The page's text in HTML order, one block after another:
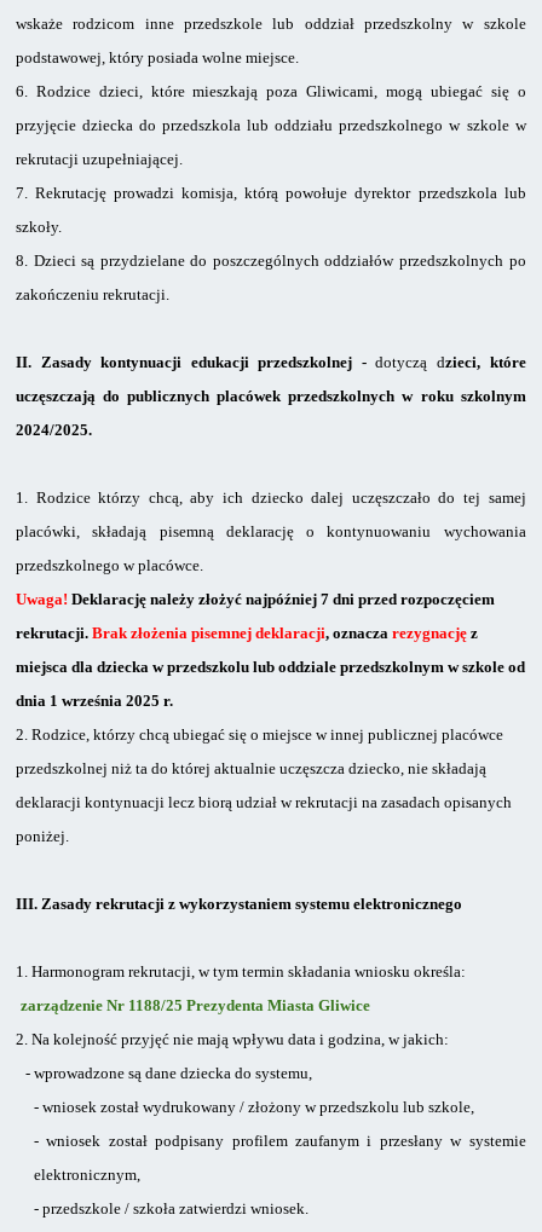
wskaże rodzicom inne przedszkole lub oddział przedszkolny w szkole
podstawowej, który posiada wolne miejsce.
6. Rodzice dzieci, które mieszkają poza Gliwicami, mogą ubiegać się o
przyjęcie dziecka do przedszkola lub oddziału przedszkolnego w szkole w
rekrutacji uzupełniającej.
7.Rekrutację prowadzi komisja, którą powołuje dyrektor przedszkola lub
szkoły.
8. Dzieci są przydzielane do poszczególnych oddziałów przedszkolnych po
zakończeniu rekrutacji.
II. Zasady kontynuacji edukacji przedszkolnej -dotyczą dzieci, które
uczęszczają do publicznych placówek przedszkolnych w roku szkolnym
2024/2025.
1. Rodzice którzy chcą, aby ich dziecko dalej uczęszczało do tej samej
placówki, składają pisemną deklarację o kontynuowaniu wychowania
przedszkolnego w placówce.
Uwaga! Deklarację należy złożyć najpóźniej 7 dni przed rozpoczęciem
rekrutacji. Brak złożenia pisemnej deklaracji, oznacza rezygnację z
miejsca dla dziecka w przedszkolu lub oddziale przedszkolnym w szkole od
dnia 1 września 2025 r.
2. Rodzice, którzy chcą ubiegać się o miejsce w innej publicznej placówce
przedszkolnej niż ta do której aktualnie uczęszcza dziecko, nie składają
deklaracji kontynuacji lecz biorą udział w rekrutacji na zasadach opisanych
poniżej.
III. Zasady rekrutacji z wykorzystaniem systemu elektronicznego
1. Harmonogram rekrutacji, w tym termin składania wniosku określa:
zarządzenie Nr 1188/25 Prezydenta Miasta Gliwice
2. Na kolejność przyjęć nie mają wpływu data i godzina, w jakich:
- wprowadzone są dane dziecka do systemu,
- wniosek został wydrukowany / złożony w przedszkolu lub szkole,
-wniosek został podpisany profilem zaufanym i przesłany w systemie
elektronicznym,
- przedszkole / szkoła zatwierdzi wniosek.